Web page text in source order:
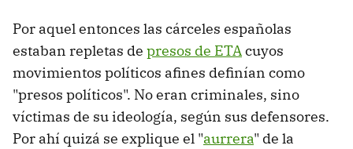
Por aquel entonces las cárceles españolas
estaban repletas de presos de ETAcuyos
movimientos políticos afines definían como
"presos políticos". No eran criminales, sino
víctimas de su ideología, según sus defensores.
Por ahí quizá se explique el "aurrera" de la